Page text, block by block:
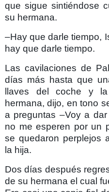
que sigue sintiéndose
su hermana.
–Hay que darle tiempo,
hay que darle tiempo.
Las cavilaciones de
días más hasta que
llaves del coche y
hermana, dijo, en tono
a preguntas –Voy a
no me esperen por un
se quedaron perplejos
la hija.
Dos días después
de su hermana el cual